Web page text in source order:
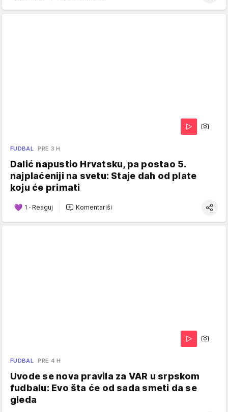
FUDBAL PRE 3 H
Dalić napustio Hrvatsku, pa postao 5.
najplaćeniji na svetu: Staje dah od plate
koju će primati
1 · Reaguj Komentariši
FUDBAL PRE 4 H
Uvode se nova pravila za VAR u srpskom
fudbalu: Evo šta će od sada smeti da se
gleda